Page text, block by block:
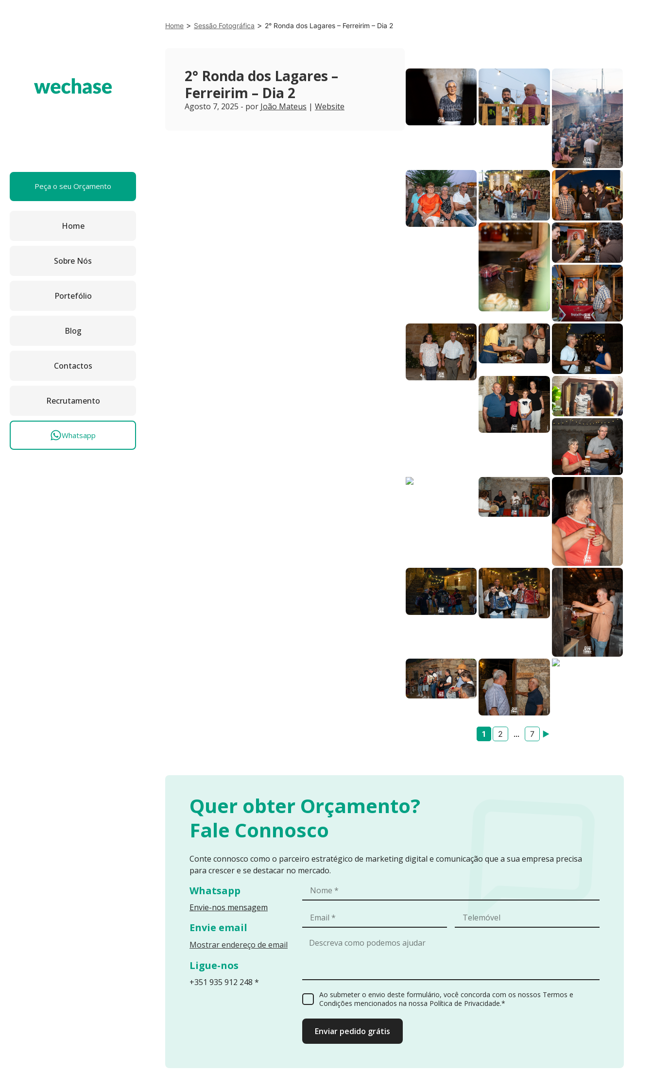
Peça o seu Orçamento
Home
Sobre Nós
Portefólio
Blog
Contactos
Recrutamento
Whatsapp
Home > Sessão Fotográfica > 2° Ronda dos Lagares – Ferreirim – Dia 2
2° Ronda dos Lagares –
Ferreirim – Dia 2
Agosto 7, 2025 - por João Mateus | Website
1 2 ... 7 ►
Quer obter Orçamento?
Fale Connosco
Conte connosco como o parceiro estratégico de marketing digital e comunicação que a sua empresa precisa
para crescer e se destacar no mercado.
Whatsapp
Envie-nos mensagem
Envie email
Mostrar endereço de email Reveals an email address as plain text. Press Enter or Space to activate.
Ligue-nos
+351 935 912 248 *
Ao submeter o envio deste formulário, você concorda com os nossos Termos e
Condições mencionados na nossa Política de Privacidade.*
Enviar pedido grátis